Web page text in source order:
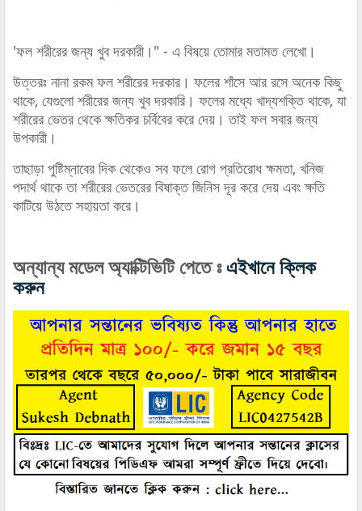
'ফল শরীরের জন্য খুব দরকারী।" - এ বিষয়ে তোমার মতামত লেখো।
উত্তরঃ নানা রকম ফল শরীরের দরকার। ফলের শাঁসে আর রসে অনেক কিছু
থাকে, যেগুলো শরীরের জন্য খুব দরকারি। ফলের মধ্যে খাদ্যশক্তি থাকে, যা
শরীরের ভেতর থেকে ক্ষতিকর চর্বিবের করে দেয়। তাই ফল সবার জন্য
উপকারী।
তাছাড়া পুষ্টিম্নাবের দিক থেকেও সব ফলে রোগ প্রতিরোধ ক্ষমতা, খনিজ
পদার্থ থাকে তা শরীরের ভেতরের বিষাক্ত জিনিস দূর করে দেয় এবং ক্ষতি
কাটিয়ে উঠতে সহায়তা করে।
অন্যান্য মডেল অ্যাক্টিভিটি পেতে ঃএইখানে ক্লিক
করুন